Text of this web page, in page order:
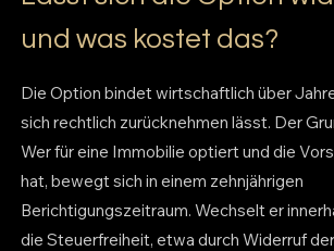
und was kostet das?
Die Option bindet wirtschaftlich über
sich rechtlich zurücknehmen lässt. Der
Wer für eine Immobilie optiert und die
hat, bewegt sich in einem zehnjährigen
Berichtigungszeitraum. Wechselt er
die Steuerfreiheit, etwa durch Widerruf